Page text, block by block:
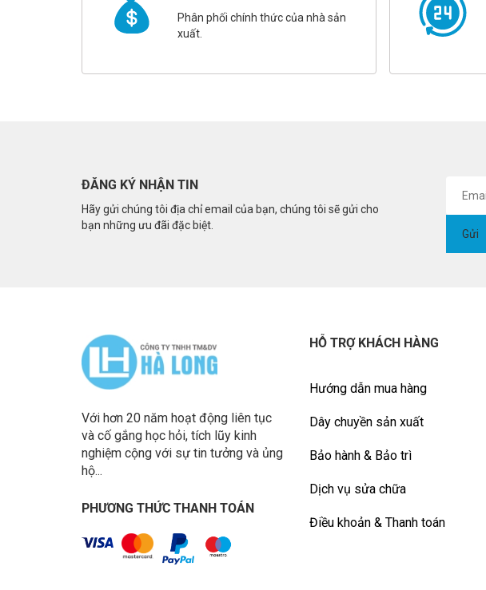
Phân phối chính thức của nhà sản
xuất.
ĐĂNG KÝ NHẬN TIN
Hãy gửi chúng tôi địa chỉ email của bạn, chúng tôi sẽ gửi cho
bạn những ưu đãi đặc biệt.
Với hơn 20 năm hoạt động liên tục
và cố gắng học hỏi, tích lũy kinh
nghiệm cộng với sự tin tưởng và ủng
hộ...
PHƯƠNG THỨC THANH TOÁN
HỖ TRỢ KHÁCH HÀNG
Hướng dẫn mua hàng
Dây chuyền sản xuất
Bảo hành & Bảo trì
Dịch vụ sửa chữa
Điều khoản & Thanh toán